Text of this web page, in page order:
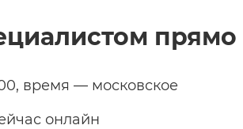
прямо
время — московское
онлайн